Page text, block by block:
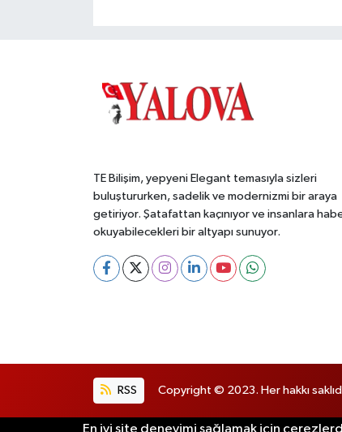
TE Bilişim, yepyeni Elegant temasıyla sizleri
buluştururken, sadelik ve modernizmi bir araya
getiriyor. Şatafattan kaçınıyor ve insanlara
okuyabilecekleri bir altyapı sunuyor.
RSS Copyright © 2023. Her hakkı